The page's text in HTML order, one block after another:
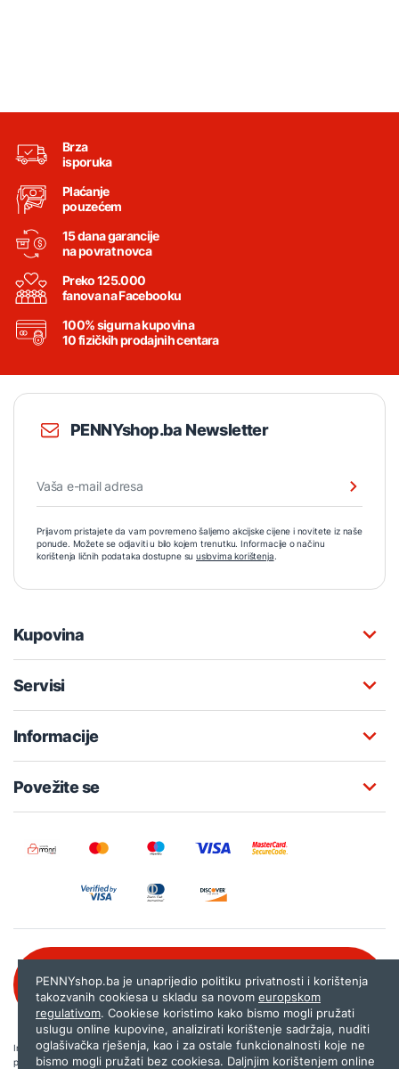
Brza
isporuka
Plaćanje
pouzećem
15 dana garancije
na povrat novca
Preko 125.000
fanova na Facebooku
100% sigurna kupovina
10 fizičkih prodajnih centara
PENNYshop.ba Newsletter
Prijavom pristajete da vam povremeno šaljemo akcijske cijene i novitete iz naše
ponude. Možete se odjaviti u bilo kojem trenutku. Informacije o načinu
korištenja ličnih podataka dostupne su uslovima korištenja.
Kupovina
Servisi
Informacije
Povežite se
080 020 261
Internet trgovina PENNYshop.ba nastoji objavljivati samo provjerene i pravilne
podatke. Ako na našoj stranici otkrijete neistinite, odnosno neadekvatne informacije,
PENNYshop.ba je unaprijedio politiku privatnosti i korištenja
takozvanih cookiesa u skladu sa novom europskom
regulativom. Cookiese koristimo kako bismo mogli pružati
uslugu online kupovine, analizirati korištenje sadržaja, nuditi
oglašivačka rješenja, kao i za ostale funkcionalnosti koje ne
bismo mogli pružati bez cookiesa. Daljnjim korištenjem online